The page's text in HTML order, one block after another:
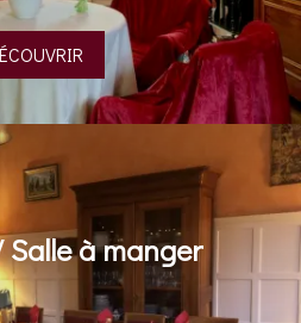
Salle à manger